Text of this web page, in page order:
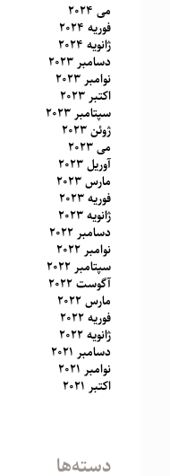
می 2024
فوریه 2024
ژانویه 2024
دسامبر 2023
نوامبر 2023
اکتبر 2023
سپتامبر 2023
ژوئن 2023
می 2023
آوریل 2023
مارس 2023
فوریه 2023
ژانویه 2023
دسامبر 2022
نوامبر 2022
سپتامبر 2022
آگوست 2022
مارس 2022
فوریه 2022
ژانویه 2022
دسامبر 2021
نوامبر 2021
اکتبر 2021
دسته‌ها